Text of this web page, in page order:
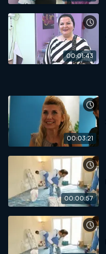
00:01:43
00:03:21
00:00:57